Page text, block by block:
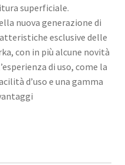
superficiale.
nuova generazione di
esclusive delle
con in più alcune novità
di uso, come la
d’uso e una gamma